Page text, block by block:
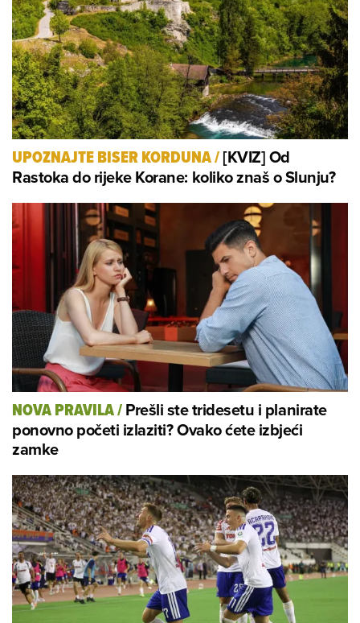
UPOZNAJTE BISER KORDUNA/[KVIZ] Od
Rastoka do rijeke Korane: koliko znaš o Slunju?
NOVA PRAVILA/Prešli ste tridesetu i planirate
ponovno početi izlaziti? Ovako ćete izbjeći
zamke